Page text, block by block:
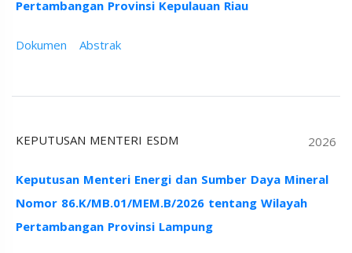
Pertambangan Provinsi Kepulauan Riau
Dokumen Abstrak
KEPUTUSAN MENTERI ESDM 2026
Keputusan Menteri Energi dan Sumber Daya Mineral
Nomor 86.K/MB.01/MEM.B/2026 tentang Wilayah
Pertambangan Provinsi Lampung